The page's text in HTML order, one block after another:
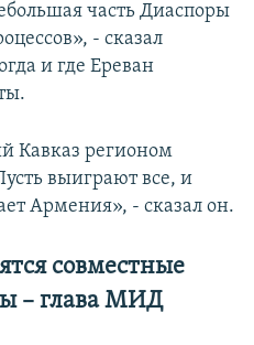
часть Диаспоры
- сказал
и где Ереван
Кавказ регионом
выиграют все, и
Армения», - сказал он.
совместные
– глава МИД